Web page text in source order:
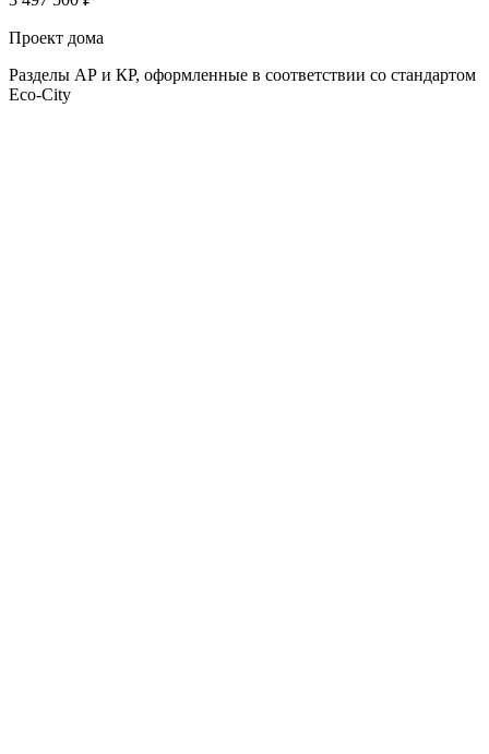
Проект дома
Разделы АР и КР, оформленные в соответствии со стандартом
Eco-City